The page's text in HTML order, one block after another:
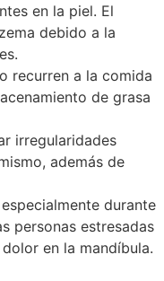
en la piel. El
debido a la
recurren a la comida
de grasa
irregularidades
además de
durante
personas estresadas
en la mandíbula.